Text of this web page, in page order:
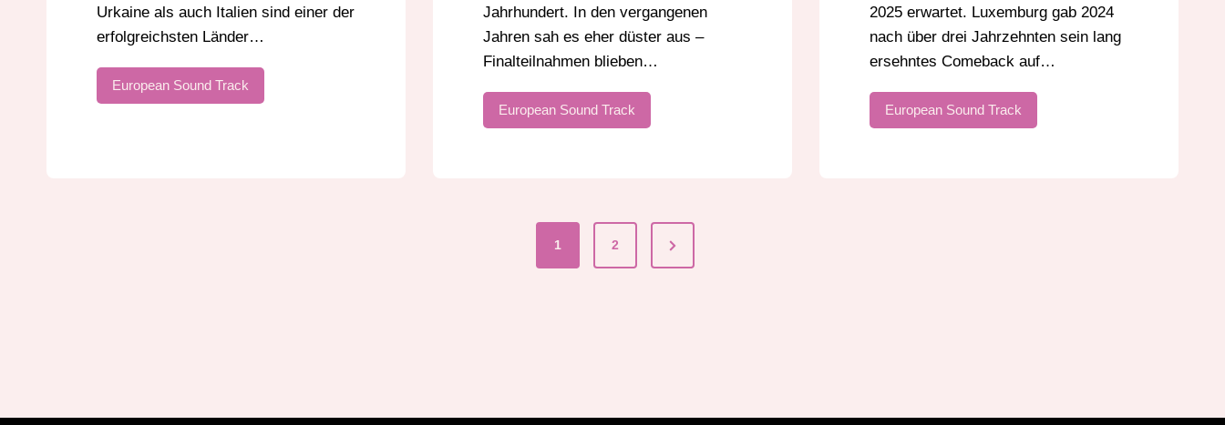
Urkaine als auch Italien sind einer der
erfolgreichsten Länder…
European Sound Track
Jahrhundert. In den vergangenen
Jahren sah es eher düster aus –
Finalteilnahmen blieben…
European Sound Track
2025 erwartet. Luxemburg gab 2024
nach über drei Jahrzehnten sein lang
ersehntes Comeback auf…
European Sound Track
1 2
Next
Page